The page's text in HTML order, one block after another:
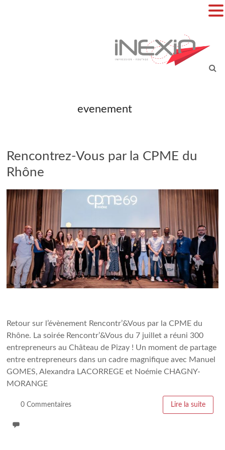
evenement
Rencontrez-Vous par la CPME du
Rhône
Retour sur l’évènement Rencontr’&Vous par la CPME du
Rhône. La soirée Rencontr’&Vous du 7 juillet a réuni 300
entrepreneurs au Château de Pizay ! Un moment de partage
entre entrepreneurs dans un cadre magnifique avec Manuel
GOMES, Alexandra LACORREGE et Noémie CHAGNY-
MORANGE
0 Commentaires Lire la suite